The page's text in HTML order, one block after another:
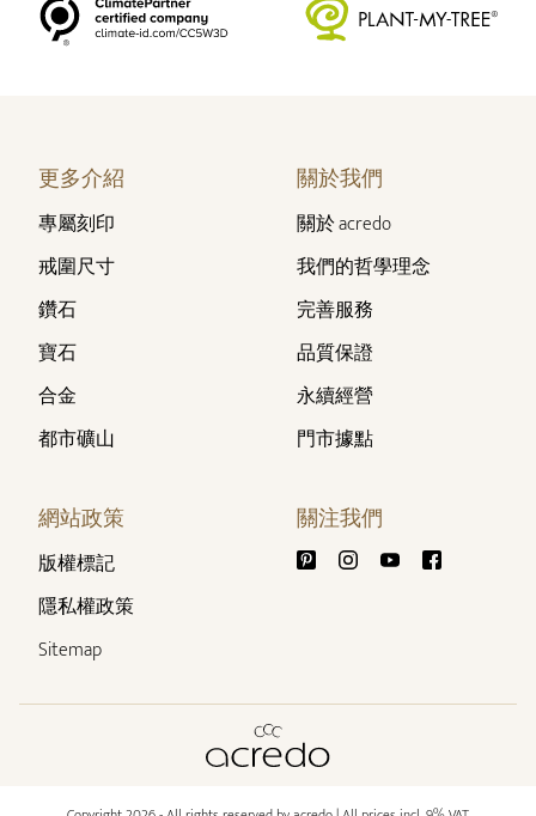
更多介紹
專屬刻印
戒圍尺寸
鑽石
寶石
合金
都市礦山
關於我們
關於 acredo
我們的哲學理念
完善服務
品質保證
永續經營
門市據點
網站政策
版權標記
隱私權政策
Sitemap
關注我們